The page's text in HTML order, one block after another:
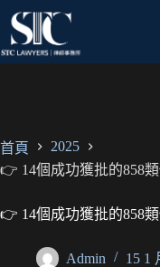
至
主
首頁
2025
👉 14個成功獲批的858
👉 14個成功獲批的858
Admin 15 1